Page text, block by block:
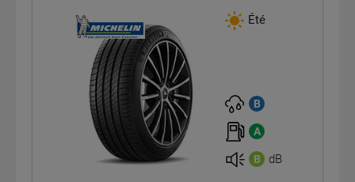
Été
B
A
B dB